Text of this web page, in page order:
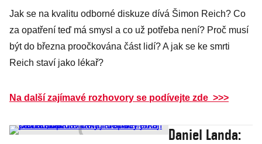
Jak se na kvalitu odborné diskuze dívá Šimon Reich? Co
za opatření teď má smysl a co už potřeba není? Proč musí
být do března proočkována část lidí? A jak se ke smrti
Reich staví jako lékař?
Na další zajímavé rozhovory se podívejte zde >>>
Daniel Landa: